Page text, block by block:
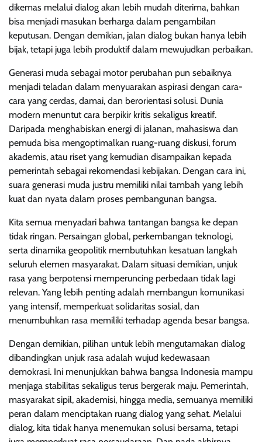
dikemas melalui dialog akan lebih mudah diterima, bahkan
bisa menjadi masukan berharga dalam pengambilan
keputusan. Dengan demikian, jalan dialog bukan hanya lebih
bijak, tetapi juga lebih produktif dalam mewujudkan perbaikan.
Generasi muda sebagai motor perubahan pun sebaiknya
menjadi teladan dalam menyuarakan aspirasi dengan cara-
cara yang cerdas, damai, dan berorientasi solusi. Dunia
modern menuntut cara berpikir kritis sekaligus kreatif.
Daripada menghabiskan energi di jalanan, mahasiswa dan
pemuda bisa mengoptimalkan ruang-ruang diskusi, forum
akademis, atau riset yang kemudian disampaikan kepada
pemerintah sebagai rekomendasi kebijakan. Dengan cara ini,
suara generasi muda justru memiliki nilai tambah yang lebih
kuat dan nyata dalam proses pembangunan bangsa.
Kita semua menyadari bahwa tantangan bangsa ke depan
tidak ringan. Persaingan global, perkembangan teknologi,
serta dinamika geopolitik membutuhkan kesatuan langkah
seluruh elemen masyarakat. Dalam situasi demikian, unjuk
rasa yang berpotensi memperuncing perbedaan tidak lagi
relevan. Yang lebih penting adalah membangun komunikasi
yang intensif, memperkuat solidaritas sosial, dan
menumbuhkan rasa memiliki terhadap agenda besar bangsa.
Dengan demikian, pilihan untuk lebih mengutamakan dialog
dibandingkan unjuk rasa adalah wujud kedewasaan
demokrasi. Ini menunjukkan bahwa bangsa Indonesia mampu
menjaga stabilitas sekaligus terus bergerak maju. Pemerintah,
masyarakat sipil, akademisi, hingga media, semuanya memiliki
peran dalam menciptakan ruang dialog yang sehat. Melalui
dialog, kita tidak hanya menemukan solusi bersama, tetapi